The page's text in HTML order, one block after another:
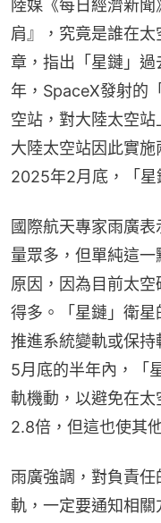
陸媒《每日經濟新
肩』，究竟是誰在
章，指出「星鏈」
年，SpaceX發射的
空站，對大陸太空站
大陸太空站因此實
2025年2月底，「星
國際航天專家雨廣
量眾多，但單純這
原因，因為目前太
得多。「星鏈」衛
推進系統變軌或保
5月底的半年內，「
軌機動，以避免在
2.8倍，但這也使其
雨廣強調，對負責
軌，一定要通知相